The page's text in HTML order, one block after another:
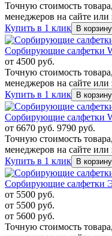
Точную стоимость
менеджеров на сайте или
Купить в 1 клик
Сорбирующие салфетки
от 4500 руб.
Точную стоимость
менеджеров на сайте или
Купить в 1 клик
Сорбирующие салфетки
от 6670 руб. 9790 руб.
Точную стоимость
менеджеров на сайте или
Купить в 1 клик
Сорбирующие
от 5500 руб.
от 5500 руб.
от 5600 руб.
Точную стоимость